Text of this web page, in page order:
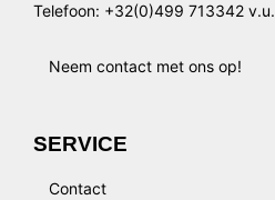
Telefoon: +32(0)499 713342
Neem contact met ons op!
SERVICE
Contact